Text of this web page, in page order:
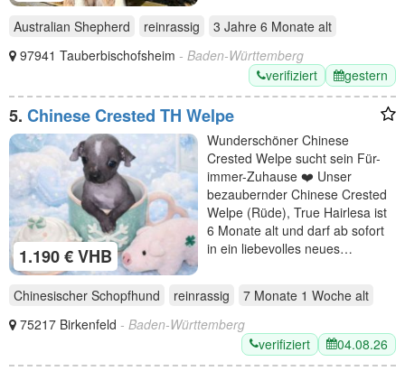
Australian Shepherd reinrassig 3 Jahre 6 Monate alt
97941 Tauberbischofsheim - Baden-Württemberg
verifiziert
gestern
5. Chinese Crested TH Welpe
1.190 € VHB
Wunderschöner Chinese
Crested Welpe sucht sein Für-
immer-Zuhause ❤️ Unser
bezaubernder Chinese Crested
Welpe (Rüde), True Hairlesa ist
6 Monate alt und darf ab sofort
in ein liebevolles neues…
Chinesischer Schopfhund reinrassig 7 Monate 1 Woche alt
75217 Birkenfeld - Baden-Württemberg
verifiziert
04.08.26